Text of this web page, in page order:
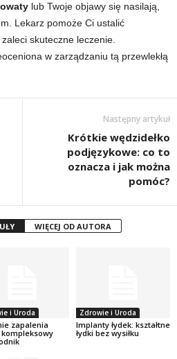
lub Twoje objawy się nasilają,
Lekarz pomoże Ci ustalić
skuteczne leczenie.
w zarządzaniu tą przewlekłą
Następny artykuł
Krótkie wędzidełko
podjęzykowe: co to
oznacza i jak można
pomóc?
WIĘCEJ OD AUTORA
i Uroda
zapalenia
Zdrowie i Uroda
Implanty łydek: kształtne
łydki bez wysiłku